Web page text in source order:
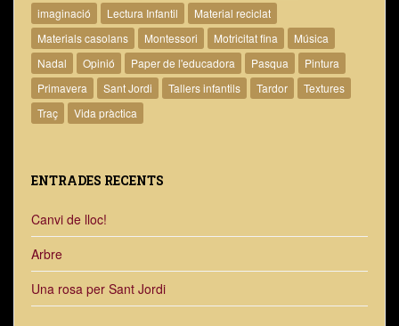
imaginació
Lectura Infantil
Material reciclat
Materials casolans
Montessori Motricitat fina
Música
Nadal
Opinió Paper de l'educadora Pasqua
Pintura
Primavera
Sant Jordi Tallers infantils Tardor
Textures
Traç
Vida pràctica
ENTRADES RECENTS
Canvi de lloc!
Arbre
Una rosa per Sant Jordi